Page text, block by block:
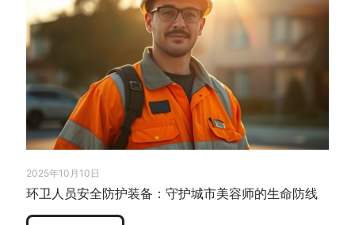
2025年10月10日
环卫人员安全防护装备：守护城市美容师的生命防线